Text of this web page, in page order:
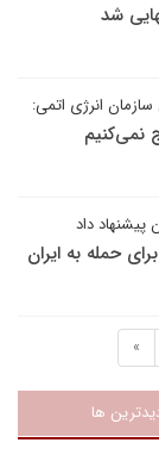
شد
انرژی اتمی:
نمی‌کنیم
داد
حمله به ایران
»
ها